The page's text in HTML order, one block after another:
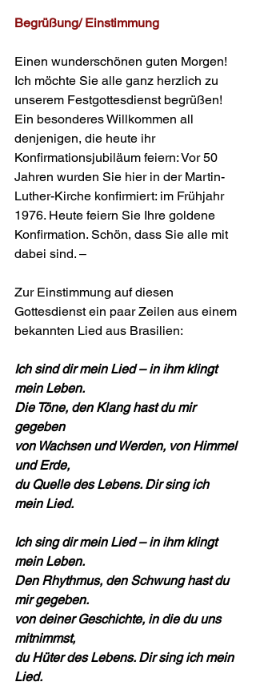
Begrüßung/ Einstimmung
Einen wunderschönen guten Morgen!
Ich möchte Sie alle ganz herzlich zu
unserem Festgottesdienst begrüßen!
Ein besonderes Willkommen all
denjenigen, die heute ihr
Konfirmationsjubiläum feiern: Vor 50
Jahren wurden Sie hier in der Martin-
Luther-Kirche konfirmiert: im Frühjahr
1976. Heute feiern Sie Ihre goldene
Konfirmation. Schön, dass Sie alle mit
dabei sind. –
Zur Einstimmung auf diesen
Gottesdienst ein paar Zeilen aus einem
bekannten Lied aus Brasilien:
Ich sind dir mein Lied – in ihm klingt
mein Leben.
Die Töne, den Klang hast du mir
gegeben
von Wachsen und Werden, von Himmel
und Erde,
du Quelle des Lebens. Dir sing ich
mein Lied.
Ich sing dir mein Lied – in ihm klingt
mein Leben.
Den Rhythmus, den Schwung hast du
mir gegeben.
von deiner Geschichte, in die du uns
mitnimmst,
du Hüter des Lebens. Dir sing ich mein
Lied.